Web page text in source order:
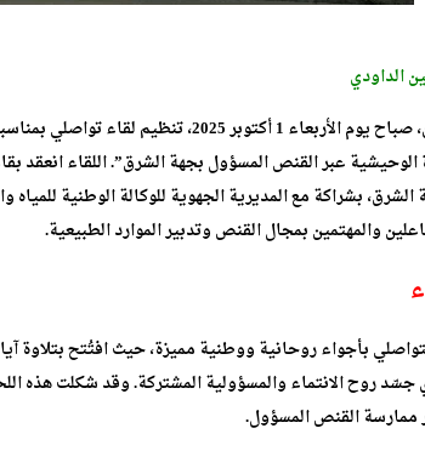
الداودي
عبر القنص المسؤول بجهة الشرق”. اللقاء انعقد
بشراكة مع المديرية الجهوية للوكالة الوطنية للمياه
والمهتمين بمجال القنص وتدبير الموارد الطبيعية.
بأجواء روحانية ووطنية مميزة، حيث افتُتح بتلاوة
جسّد روح الانتماء والمسؤولية المشتركة. وقد شكلت هذه
ممارسة القنص المسؤول.